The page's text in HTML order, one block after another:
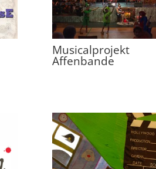
Musicalprojekt
Affenbande